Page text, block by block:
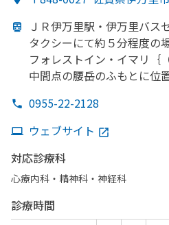
ＪＲ伊万里駅・伊万里バス
タクシーにて約５分程度の
フォレストイン・イマリ｛
中間点の腰岳のふもとに位
0955-22-2128
ウェブサイト
対応診療科
心療内科・​精神科・神経科
診療時間